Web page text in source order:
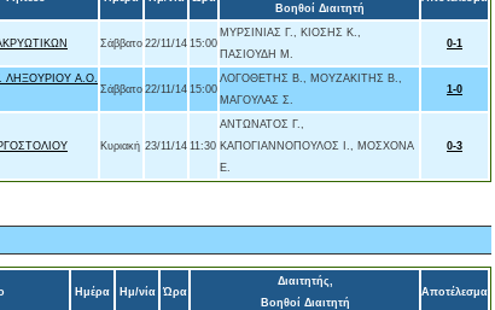
Βοηθοί Διαιτητή
Σάββατο 22/11/14 15:00
ΜΥΡΣΙΝΙΑΣ Γ., ΚΙΟΣΗΣ Κ.,
ΠΑΣΙΟΥΔΗ Μ.
0-1
ΛΗΞΟΥΡΙΟΥ Α.Ο.
Σάββατο 22/11/14 15:00
ΛΟΓΟΘΕΤΗΣ Β., ΜΟΥΖΑΚΙΤΗΣ Β.,
ΜΑΓΟΥΛΑΣ Σ.
1-0
Κυριακή 23/11/14 11:30
ΑΝΤΩΝΑΤΟΣ Γ.,
ΚΑΠΟΓΙΑΝΝΟΠΟΥΛΟΣ Ι., ΜΟΣΧΟΝΑ
Ε.
0-3
Ημέρα Ημ/νία Ώρα
Διαιτητής,
Βοηθοί Διαιτητή
Αποτέλεσμα